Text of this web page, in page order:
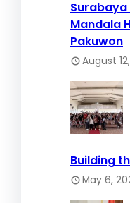
Mandala
Pakuwon
August
Building
May 6,